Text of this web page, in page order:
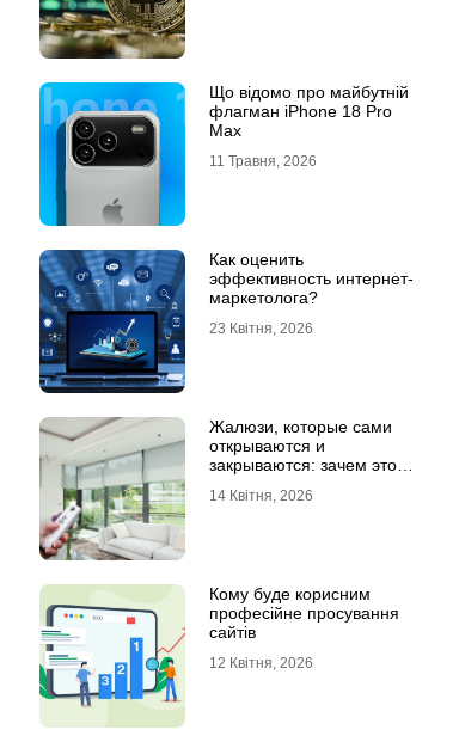
Що відомо про майбутній
флагман iPhone 18 Pro
Max
11 Травня, 2026
Как оценить
эффективность интернет-
маркетолога?
23 Квітня, 2026
Жалюзи, которые сами
открываются и
закрываются: зачем это
14 Квітня, 2026
Кому буде корисним
професійне просування
сайтів
12 Квітня, 2026